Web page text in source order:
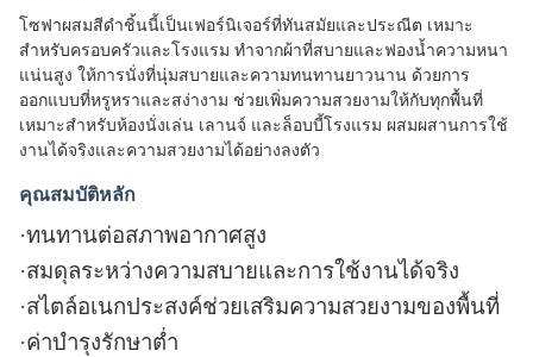
โซฟาผสมสีดำชิ้นนี้เป็นเฟอร์นิเจอร์ที่ทันสมัยและประณีต เหมาะ
สำหรับครอบครัวและโรงแรม ทำจากผ้าที่สบายและฟองน้ำความหนา
แน่นสูง ให้การนั่งที่นุ่มสบายและความทนทานยาวนาน ด้วยการ
ออกแบบที่หรูหราและสง่างาม ช่วยเพิ่มความสวยงามให้กับทุกพื้นที่
เหมาะสำหรับห้องนั่งเล่น เลานจ์ และล็อบบี้โรงแรม ผสมผสานการใช้
งานได้จริงและความสวยงามได้อย่างลงตัว
คุณสมบัติหลัก
·ทนทานต่อสภาพอากาศสูง
·สมดุลระหว่างความสบายและการใช้งานได้จริง
·สไตล์อเนกประสงค์ช่วยเสริมความสวยงามของพื้นที่
·ค่าบำรุงรักษาต่ำ